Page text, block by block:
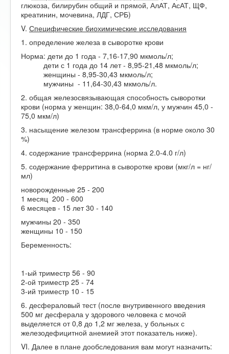
глюкоза, билирубин общий и прямой, АлАТ, АсАТ, ЩФ,
креатинин, мочевина, ЛДГ, СРБ)
V. Специфические биохимические исследования
1. определение железа в сыворотке крови
Норма: дети до 1 года - 7,16-17,90 мкмоль/л;
дети с 1 года до 14 лет - 8,95-21,48 мкмоль/л;
женщины - 8,95-30,43 мкмоль/л;
мужчины - 11,64-30,43 мкмоль/л.
2. общая железосвязывающая способность сыворотки
крови (норма у женщин: 38,0-64,0 мкм/л, у мужчин 45,0 -
75,0 мкм/л)
3. насыщение железом трансферрина (в норме около 30
%)
4. содержание трансферрина (норма 2.0-4.0 г/л)
5. содержание ферритина в сыворотке крови (мкг/л = нг/
мл)
новорожденные 25 - 200
1 месяц 200 - 600
6 месяцев - 15 лет 30 - 140
мужчины 20 - 350
женщины 10 - 150
Беременность:
1-ый триместр 56 - 90
2-ой триместр 25 - 74
3-ий триместр 10 - 15
6. десфераловый тест (после внутривенного введения
500 мг десферала у здорового человека с мочой
выделяется от 0,8 до 1,2 мг железа, у больных с
железодефицитной анемией этот показатель ниже).
VI. Далее в плане дообследования вам могут назначить: